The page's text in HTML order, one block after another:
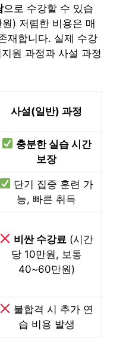
으로 수강할 수 있습
) 저렴한 비용은 매
재합니다. 실제 수강
원 과정과 사설 과정
사설(일반) 과정
충분한 실습 시간
보장
단기 집중 훈련 가
능, 빠른 취득
비싼 수강료 (시간
당 10만원, 보통
40~60만원)
불합격 시 추가 연
습 비용 발생